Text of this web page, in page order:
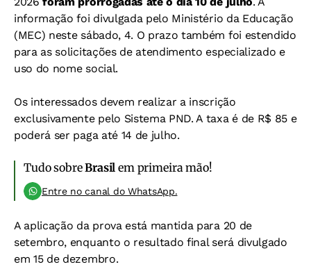
informação foi divulgada pelo Ministério da Educação
(MEC) neste sábado, 4. O prazo também foi estendido
para as solicitações de atendimento especializado e
uso do nome social.
Os interessados devem realizar a inscrição
exclusivamente pelo Sistema PND. A taxa é de R$ 85 e
poderá ser paga até 14 de julho.
Tudo sobreBrasil em primeira mão!
Entre no canal do WhatsApp.
A aplicação da prova está mantida para 20 de
setembro, enquanto o resultado final será divulgado
em 15 de dezembro.